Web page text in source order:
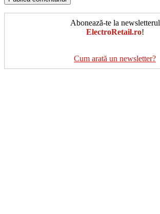
Abonează-te la newsletterul
ElectroRetail.ro!
Cum arată un newsletter?